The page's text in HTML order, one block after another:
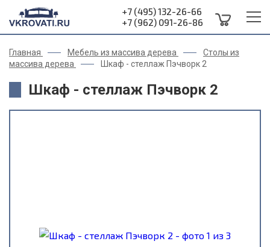
+7 (495) 132-26-66
+7 (962) 091-26-86
Главная Мебель из массива дерева
Столы из
массива дерева
Шкаф - стеллаж Пэчворк 2
Шкаф - стеллаж Пэчворк 2